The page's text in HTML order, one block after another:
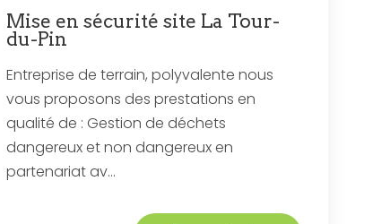
Mise en sécurité site La Tour-
du-Pin
Entreprise de terrain, polyvalente nous
vous proposons des prestations en
qualité de : Gestion de déchets
dangereux et non dangereux en
partenariat av...